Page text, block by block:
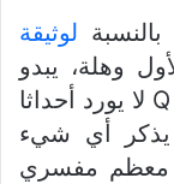
لوثيقة
وهلة، يبدو
هذا السؤال دون معنى، لأن الوثيقة Q لا يورد أحداثا
يذكر أي شيء
معظم مفسري